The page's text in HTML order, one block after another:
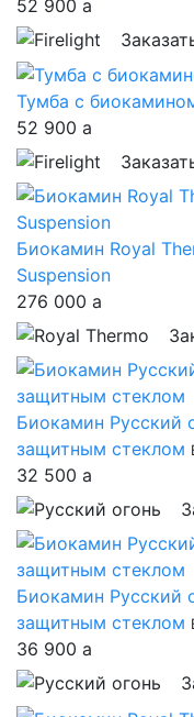
52 900 a
Тумба с
52 900 a
Биокамин Royal
Suspension
276 000 a
Биокамин Русский
защитным стеклом
32 500 a
Биокамин Русский
защитным стеклом
36 900 a